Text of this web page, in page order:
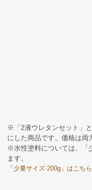
※「2液ウレタンセット」
にした商品です。価格は両
※水性塗料については、「
ます。
「少量サイズ 200g」はこち